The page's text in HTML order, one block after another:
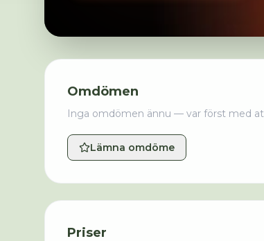
Omdömen
Inga omdömen ännu — var först med
Lämna omdöme
Priser